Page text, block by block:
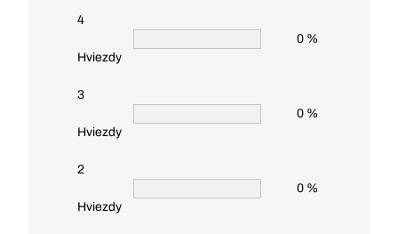
4
Hviezdy
0 %
3
Hviezdy
0 %
2
Hviezdy
0 %